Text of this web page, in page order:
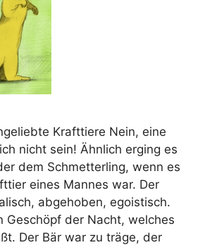
Krafttiere Nein, eine
nicht sein! Ähnlich erging es
dem Schmetterling, wenn es
eines Mannes war. Der
abgehoben, egoistisch.
Geschöpf der Nacht, welches
Der Bär war zu träge, der